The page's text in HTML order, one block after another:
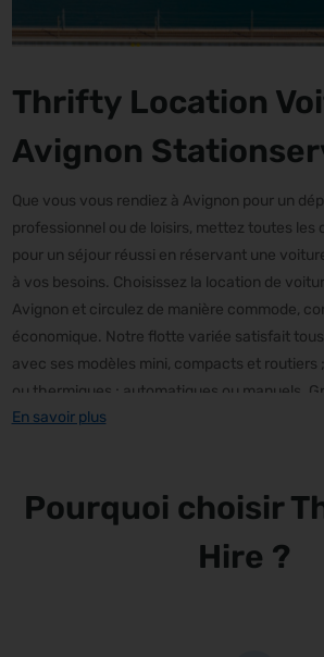
Thrifty Location
Avignon
Que vous vous rendiez à Avignon pour un
professionnel ou de loisirs, mettez toutes
pour un séjour réussi en réservant une
à vos besoins. Choisissez la location de
Avignon et circulez de manière commode,
économique. Notre flotte variée satisfait
avec ses modèles mini, compacts et
ou thermiques ; automatiques ou manuels.
charge et une restitution simples et pratiques
En savoir plus
Pourquoi choisir
Hire ?